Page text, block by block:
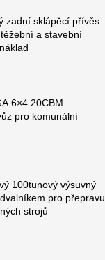
zadní sklápěcí přívěs
a stavební
6×4 20CBM
pro komunální
100tunový výsuvný
pro přepravu
strojů